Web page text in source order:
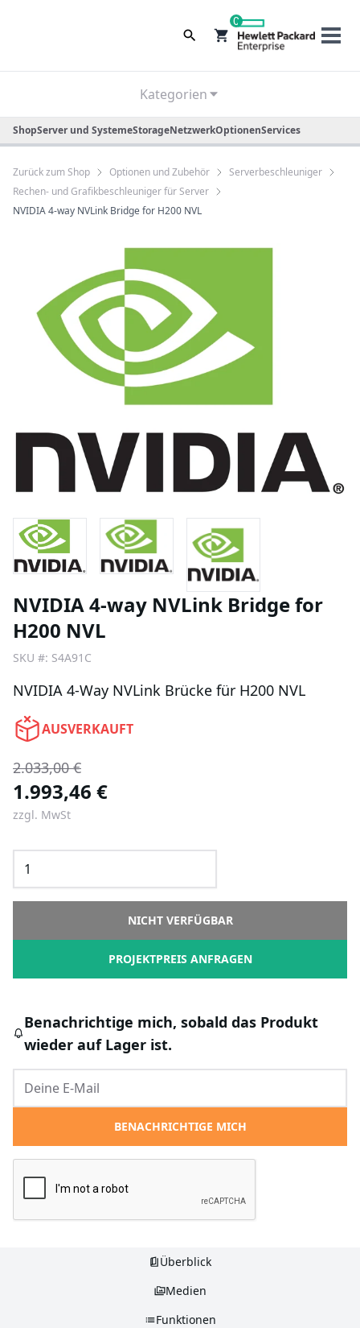
0
Kategorien
ShopServer und SystemeStorageNetzwerkOptionenServices
Zurück zum Shop Optionen und Zubehör
Serverbeschleuniger
Rechen- und Grafikbeschleuniger für Server
NVIDIA 4-way NVLink Bridge for H200 NVL
NVIDIA 4-way NVLink Bridge for
H200 NVL
SKU #: S4A91C
NVIDIA 4-Way NVLink Brücke für H200 NVL
AUSVERKAUFT
2.033,00 €
1.993,46 €
zzgl. MwSt
NICHT VERFÜGBAR
PROJEKTPREIS ANFRAGEN
Benachrichtige mich, sobald das Produkt
wieder auf Lager ist.
BENACHRICHTIGE MICH
Überblick
Medien
Funktionen